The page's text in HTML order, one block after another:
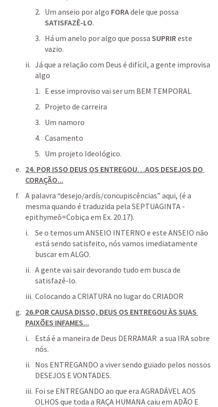
Um anseio por algo FORA
SATISFAZÊ-LO.
Há um anelo por algo que possa SUPRIR este
vazio.
Já que a relação com Deus é difícil, a gente improvisa
algo
E esse improviso vai ser um BEM TEMPORAL
Projeto de carreira
Um namoro
Casamento
Um projeto Ideológico.
24. POR ISSO DEUS OS ENTREGOU…AOS DESEJOS DO
CORAÇÃO...
A palavra “desejo/ardís/concupiscências” aqui, (é a
mesma quando é traduzida pela SEPTUAGINTA -
epithymeō=Cobiça em Ex. 20.17).
Se o temos um ANSEIO INTERNO e este ANSEIO não
está sendo satisfeito, nós vamos imediatamente
buscar em ALGO.
A gente vai sair devorando tudo em busca de
satisfazê-lo.
Colocando a CRIATURA no lugar do CRIADOR
26.POR CAUSA DISSO, DEUS OS ENTREGOU ÀS SUAS
PAIXÕES INFAMES...
Está é a maneira de Deus DERRAMAR  a sua IRA sobre
nós.
Nos ENTREGANDO a viver sendo guiado pelos nossos
DESEJOS E VONTADES.
Foi se ENTREGANDO ao que era AGRADÁVEL AOS
OLHOS que toda a RAÇA HUMANA caiu em ADÃO E